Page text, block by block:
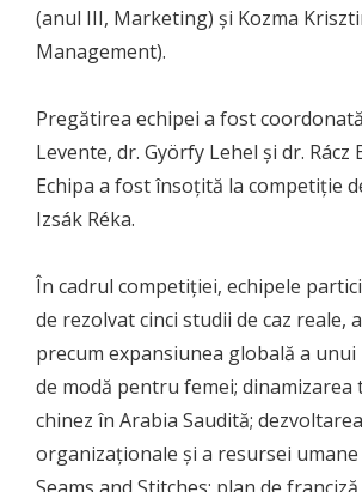
(anul III, Marketing) și Kozma
Management).
Pregătirea echipei a fost
Levente, dr. Györfy Lehel și dr. Rácz
Echipa a fost însoțită la competiție
Izsák Réka.
În cadrul competiției, echipele
de rezolvat cinci studii de caz reale,
precum expansiunea globală a
de modă pentru femei; dinamizarea
chinez în Arabia Saudită;
organizaționale și a resursei umane